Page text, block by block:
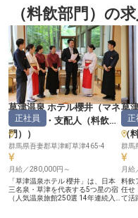
（料飲部門）の
草津温泉 ホテル櫻井（マネ
ージャー・支配人（料飲部
門）
）
正社員
群馬県吾妻郡草津町草津465-4
月給／280,000円～
「草津温泉ホテル 櫻井」は、日本
三名泉・草津を代表する5つ星の宿
（人気温泉旅館250選 14年連続入
草
（
（
正
群馬
月給
料飲
任せ
て活